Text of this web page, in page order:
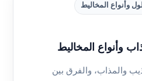
وأنواع المخاليط
وأنواع المخاليط
والمذاب، والفرق بين